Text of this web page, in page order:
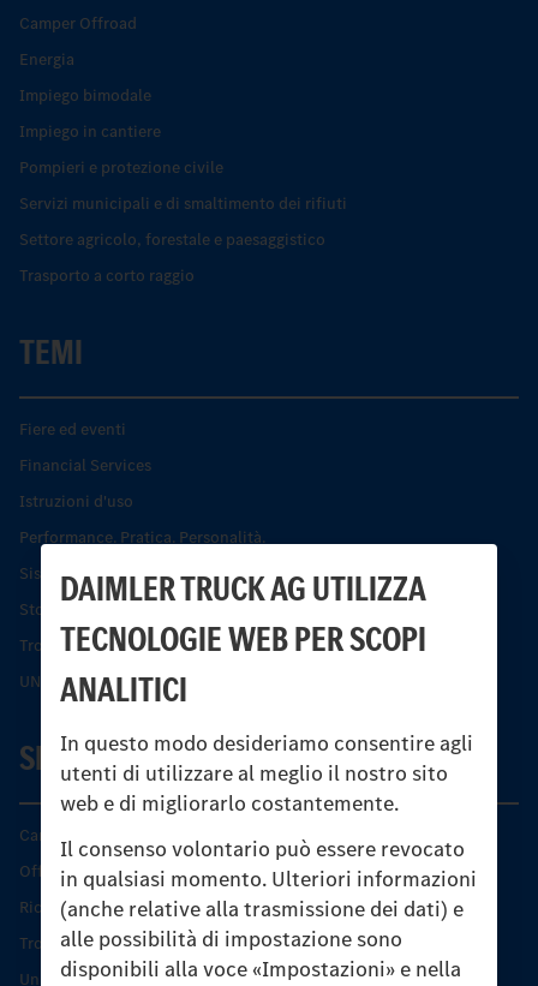
DAIMLER TRUCK AG UTILIZZA
TECNOLOGIE WEB PER SCOPI
ANALITICI
In questo modo desideriamo consentire agli
utenti di utilizzare al meglio il nostro sito
web e di migliorarlo costantemente.
Il consenso volontario può essere revocato
in qualsiasi momento. Ulteriori informazioni
(anche relative alla trasmissione dei dati) e
alle possibilità di impostazione sono
disponibili alla voce «Impostazioni» e nella
Camper Offroad
Energia
Impiego bimodale
Impiego in cantiere
Pompieri e protezione civile
Servizi municipali e di smaltimento dei rifiuti
Settore agricolo, forestale e paesaggistico
Trasporto a corto raggio
TEMI
Fiere ed eventi
Financial Services
Istruzioni d'uso
Performance. Pratica. Personalità.
Sistemi di assistenza alla guida e di sicurezza
Storia dell’Unimog
Trovare un partner
UNI-TOUCH®
SERVIZIO
Caratteristiche di prodotto
Offerta di servizio Unimog
Ricambi originali
Trovare un partner
Unimog Service Days